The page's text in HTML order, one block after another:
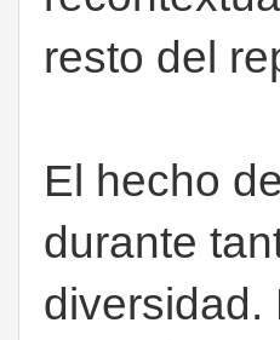
resto del
El hecho
durante
diversidad.